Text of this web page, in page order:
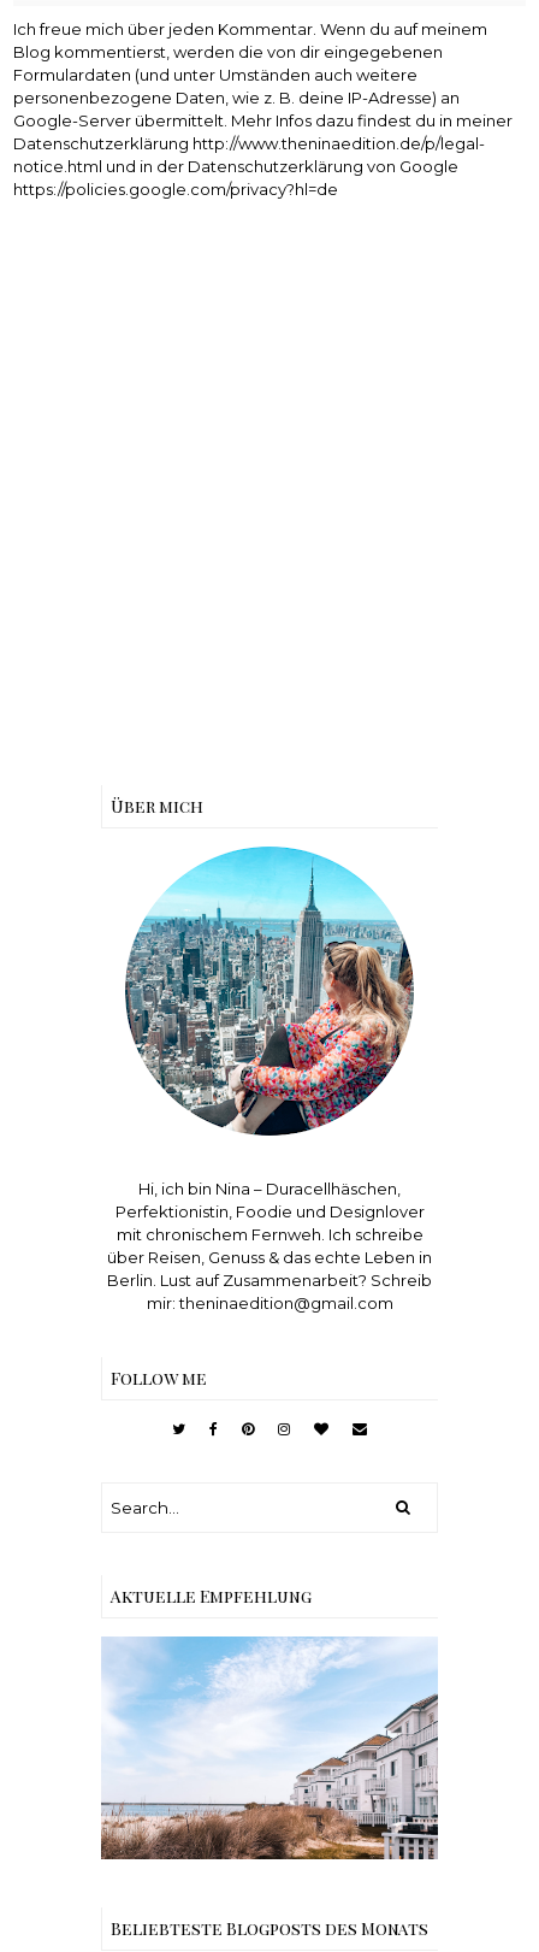
Ich freue mich über jeden Kommentar. Wenn du auf meinem
Blog kommentierst, werden die von dir eingegebenen
Formulardaten (und unter Umständen auch weitere
personenbezogene Daten, wie z. B. deine IP-Adresse) an
Google-Server übermittelt. Mehr Infos dazu findest du in meiner
Datenschutzerklärung http://www.theninaedition.de/p/legal-
notice.html und in der Datenschutzerklärung von Google
https://policies.google.com/privacy?hl=de
Über mich
Hi, ich bin Nina – Duracellhäschen,
Perfektionistin, Foodie und Designlover
mit chronischem Fernweh. Ich schreibe
über Reisen, Genuss & das echte Leben in
Berlin. Lust auf Zusammenarbeit? Schreib
mir: theninaedition@gmail.com
Follow me
Aktuelle Empfehlung
Reisen - Schleiregion
Beliebteste Blogposts des Monats